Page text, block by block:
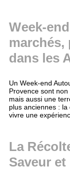
Week-
dans les
Un Week-end
Provence sont
mais aussi une
plus anciennes : la
vivre une
La
Saveur